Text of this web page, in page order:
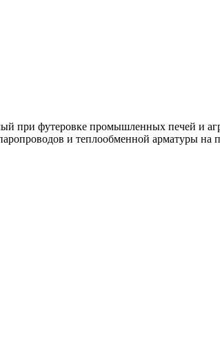
футеровке промышленных печей и
и теплообменной арматуры на